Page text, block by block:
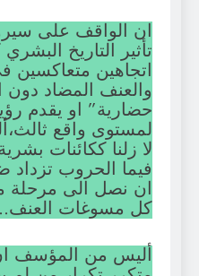
ان الواقف على
تأثير التاريخ
اتجاهين متعاكسين
والعنف المضاد
حضارية” او يقدم
لمستوى واقع
لا زلنا ككائنات
فيما الحروب
ان نصل الى مرحلة
كل مسوغات
أليس من المؤسف